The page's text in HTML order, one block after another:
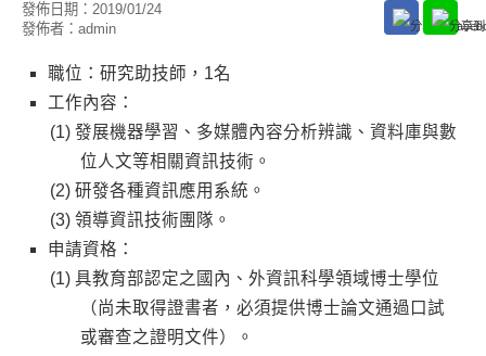
發佈日期： 2019/01/24
發佈者： admin
職位：研究助技師，1名
工作內容：
發展機器學習、多媒體內容分析辨識、資料庫與數
位人文等相關資訊技術。
研發各種資訊應用系統。
領導資訊技術團隊。
申請資格：
具教育部認定之國內、外資訊科學領域博士學位
（尚未取得證書者，必須提供博士論文通過口試
或審查之證明文件）。